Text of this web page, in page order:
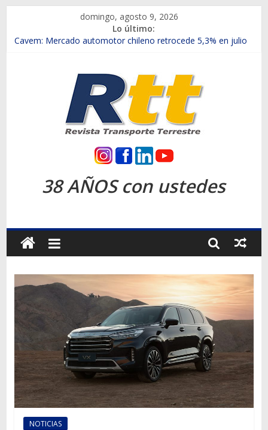
contenido
domingo, agosto 9, 2026
Lo último:
Chile es el primer mercado internacional en lanzar la nueva
Salfa suma vehículos electrificados de Chevrolet en el Biobío
Samex amplía su red con nuevas sucursales en Rancagua y
SINOTRUK Pick-ups presentó la recién estrenada Bolden en
la Expo Compras Públicas 2026
Revista
Transporte
Terrestre
motos,
información
mundo
del
transporte
38 AÑOS con ustedes
NOTICIAS